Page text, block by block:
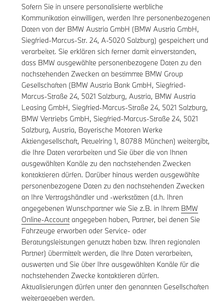
Sofern Sie in unsere personalisierte werbliche
Kommunikation einwilligen, werden Ihre personenbezogenen
Daten von der BMW Austria GmbH (BMW Austria GmbH,
Siegfried-Marcus-Str. 24, A-5020 Salzburg) gespeichert und
verarbeitet. Sie erklären sich ferner damit einverstanden,
dass BMW ausgewählte personenbezogene Daten zu den
nachstehenden Zwecken an bestimmte BMW Group
Gesellschaften (BMW Austria Bank GmbH, Siegfried-
Marcus-Straße 24, 5021 Salzburg, Austria, BMW Austria
Leasing GmbH, Siegfried-Marcus-Straße 24, 5021 Salzburg,
BMW Vertriebs GmbH, Siegfried-Marcus-Straße 24, 5021
Salzburg, Austria, Bayerische Motoren Werke
Aktiengesellschaft, Petuelring 1, 80788 München) weitergibt,
die Ihre Daten verarbeiten und Sie über die von Ihnen
ausgewählten Kanäle zu den nachstehenden Zwecken
kontaktieren dürfen. Darüber hinaus werden ausgewählte
personenbezogene Daten zu den nachstehenden Zwecken
an Ihre Vertragshändler und -werkstätten (d.h. Ihren
angegebenen Wunschpartner wie Sie z.B. in Ihrem BMW
Online-Accountangegeben haben, Partner, bei denen Sie
Fahrzeuge erworben oder Service- oder
Beratungsleistungen genutzt haben bzw. Ihren regionalen
Partner) übermittelt werden, die Ihre Daten verarbeiten,
auswerten und Sie über Ihre ausgewählten Kanäle für die
nachstehenden Zwecke kontaktieren dürfen.
Aktualisierungen dürfen unter den genannten Gesellschaften
weitergegeben werden.